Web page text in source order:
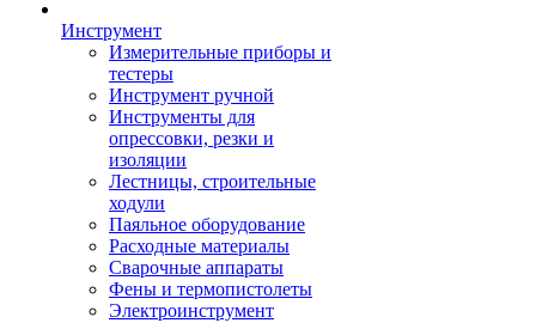
Инструмент
Измерительные приборы и
тестеры
Инструмент ручной
Инструменты для
опрессовки, резки и
изоляции
Лестницы, строительные
ходули
Паяльное оборудование
Расходные материалы
Сварочные аппараты
Фены и термопистолеты
Электроинструмент